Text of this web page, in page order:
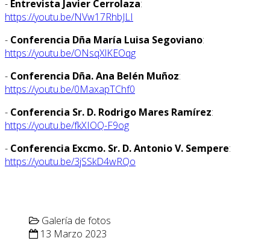
- Entrevista Javier Cerrolaza:
https://youtu.be/NVw17RhbJLI
- Conferencia Dña María Luisa Segoviano:
https://youtu.be/ONsqXlKEOqg
- Conferencia Dña. Ana Belén Muñoz:
https://youtu.be/0MaxapTChf0
- Conferencia Sr. D. Rodrigo Mares Ramírez:
https://youtu.be/fkXIOQ-F9og
- Conferencia Excmo. Sr. D. Antonio V. Sempere:
https://youtu.be/3jSSkD4wRQo
Galería de fotos
13 Marzo 2023